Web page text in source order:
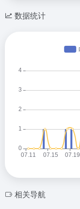
数据统计
相关导航